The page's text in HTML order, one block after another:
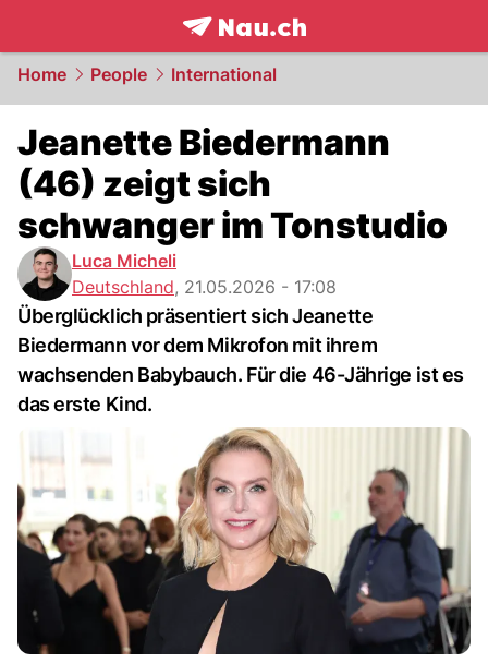
frontpage.NAU.ch
Home People International
Jeanette Biedermann
(46) zeigt sich
schwanger im Tonstudio
Luca Micheli
Deutschland, 21.05.2026 - 17:08
Überglücklich präsentiert sich Jeanette
Biedermann vor dem Mikrofon mit ihrem
wachsenden Babybauch. Für die 46-Jährige ist es
das erste Kind.